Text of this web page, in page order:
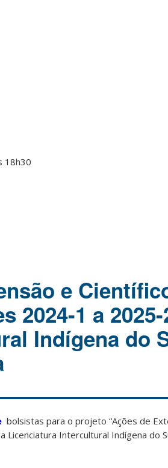
18h30
e
2024-1 a
Indígena do
bolsistas para o projeto “Ações de
Intercultural Indígena do